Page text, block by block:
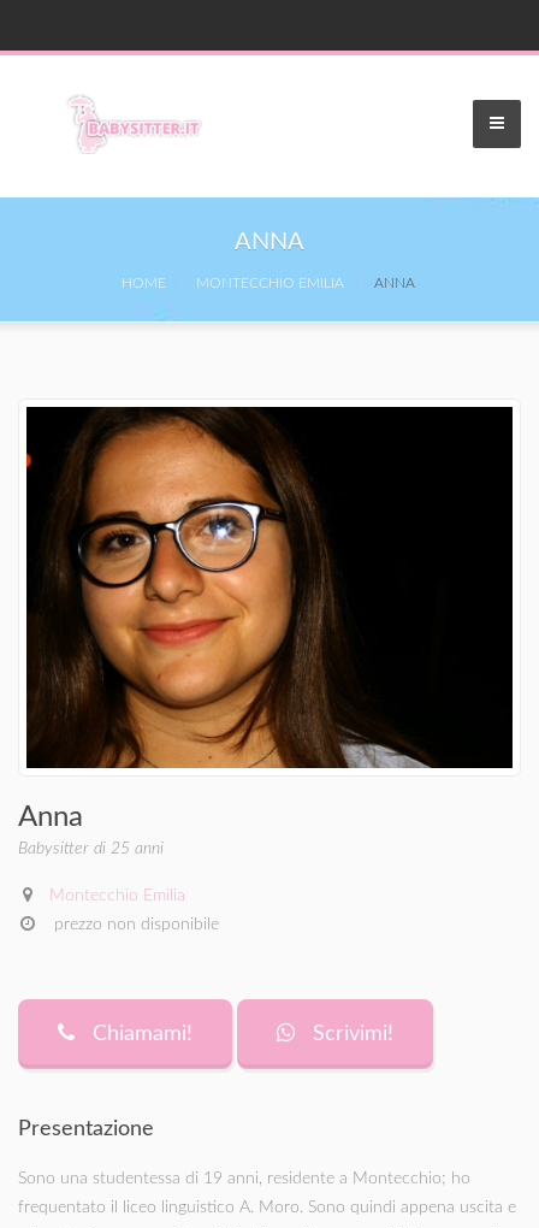
ANNA
HOME MONTECCHIO EMILIA ANNA
Anna
Babysitter di 25 anni
Montecchio Emilia
prezzo non disponibile
Chiamami! Scrivimi!
Presentazione
Sono una studentessa di 19 anni, residente a Montecchio; ho
frequentato il liceo linguistico A. Moro. Sono quindi appena uscita e